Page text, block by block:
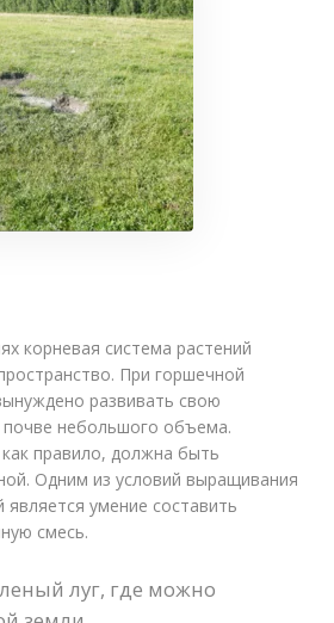
корневая система растений
При горшечной
развивать свою
почве небольшого объема.
правило, должна быть
Одним из условий выращивания
является умение составить
смесь.
луг, где можно